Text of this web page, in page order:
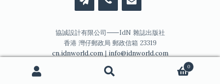
協誠設計有限公司⸺IdN 雜誌出版社
香港 灣仔郵政局 郵政信箱 23319
cn.idnworld.com|info@idnworld.com
0